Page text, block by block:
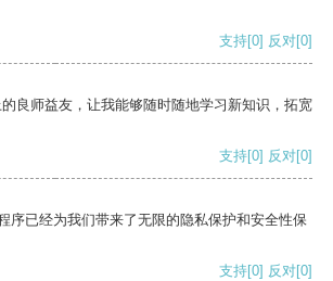
支持[0] 反对[0]
良师益友，让我能够随时随地学习新知识，拓宽
支持[0] 反对[0]
序已经为我们带来了无限的隐私保护和安全性保
支持[0] 反对[0]